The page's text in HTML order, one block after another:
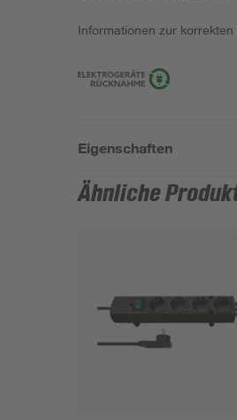
Informationen zur
Eigenschaften
Ähnliche